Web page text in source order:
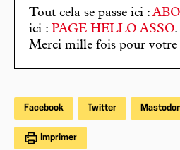
Tout cela se passe ici :
ici : PAGE HELLO ASSO.
Merci mille fois pour votre
Facebook Twitter
Imprimer